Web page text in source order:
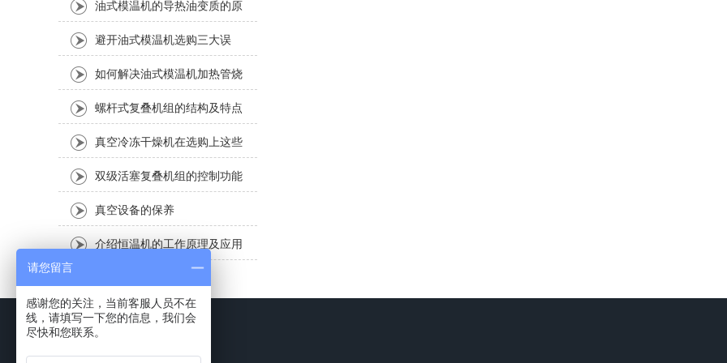
油式模温机的导热油变质的原
因有哪些
避开油式模温机选购三大误
区，选择合适的
如何解决油式模温机加热管烧
毁现象
螺杆式复叠机组的结构及特点
说明
真空冷冻干燥机在选购上这些
要求是一定要注意的
双级活塞复叠机组的控制功能
及机组特性说明
真空设备的保养
介绍恒温机的工作原理及应用
请您留言
感谢您的关注，当前客服人员不在
线，请填写一下您的信息，我们会
尽快和您联系。